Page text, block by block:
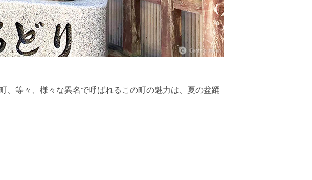
、等々、様々な異名で呼ばれるこの町の魅力は、夏の盆踊